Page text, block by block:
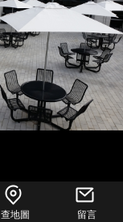
查地圖 留言